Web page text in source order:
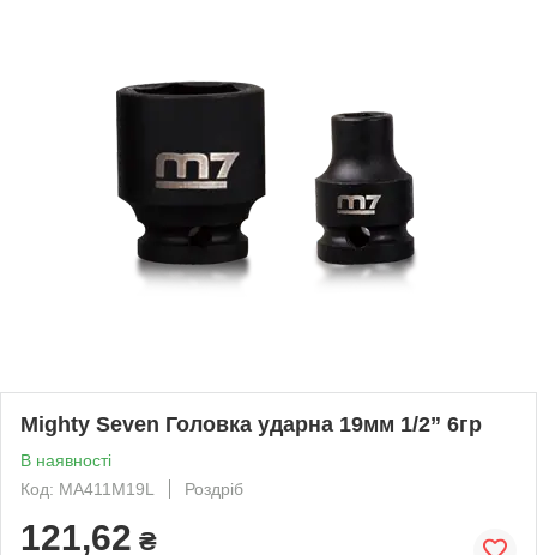
Mighty Seven Головка ударна 19мм 1/2” 6гр
В наявності
Код: MA411M19L
Роздріб
121,62 ₴